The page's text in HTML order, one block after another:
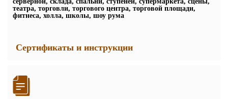
театра, торговли, торгового центра, торговой площади,
фитнеса, холла, школы, шоу рума
Сертификаты и инструкции